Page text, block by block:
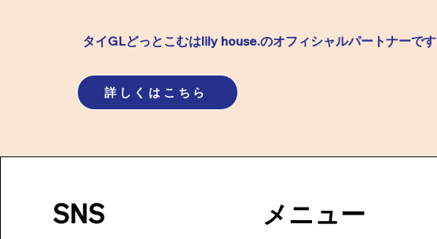
タイGLどっとこむはlily house.のオフィシャル​パートナーです
詳しくはこちら
SNS メニュー